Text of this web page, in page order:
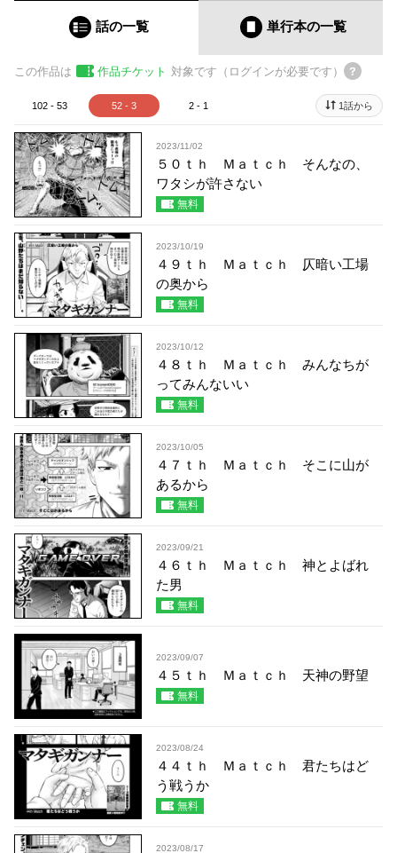
話の一覧 単行本の一覧
この作品は 作品チケット 対象です（ログインが必要です）
102 - 53 52 - 3 2 - 1 1話から
2023/11/02
５０ｔｈ Ｍａｔｃｈ そんなの、
ワタシが許さない
無料
2023/10/19
４９ｔｈ Ｍａｔｃｈ 仄暗い工場
の奥から
無料
2023/10/12
４８ｔｈ Ｍａｔｃｈ みんなちが
ってみんないい
無料
2023/10/05
４７ｔｈ Ｍａｔｃｈ そこに山が
あるから
無料
2023/09/21
４６ｔｈ Ｍａｔｃｈ 神とよばれ
た男
無料
2023/09/07
４５ｔｈ Ｍａｔｃｈ 天神の野望
無料
2023/08/24
４４ｔｈ Ｍａｔｃｈ 君たちはど
う戦うか
無料
2023/08/17